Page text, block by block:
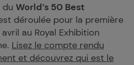
du World’s 50 Best
déroulée pour la première
au Royal Exhibition
Lisez le compte rendu
et découvrez qui est le